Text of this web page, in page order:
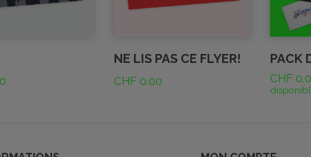
NE LIS PAS CE FLYER!
CHF 0.00
PACK
CHF